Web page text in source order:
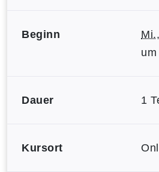
Beginn Mi.
Dauer 1
Kursort